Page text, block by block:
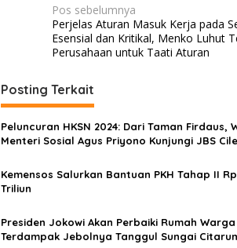
N
a
v
i
g
a
s
i
o
s
Pos sebelumnya
Perjelas Aturan Masuk Kerja pada
Esensial dan Kritikal, Menko Luhut
Perusahaan untuk Taati Aturan
Posting Terkait
Peluncuran HKSN 2024: Dari Taman Firdaus,
Menteri Sosial Agus Priyono Kunjungi JBS
Kemensos Salurkan Bantuan PKH Tahap II
Triliun
Presiden Jokowi Akan Perbaiki Rumah Warga
Terdampak Jebolnya Tanggul Sungai